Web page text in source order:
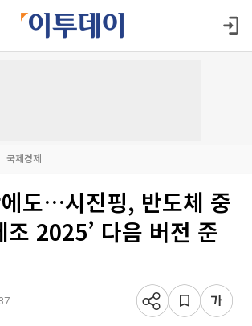
국제경제
도…시진핑, 반도체 중
조 2025’ 다음 버전 준